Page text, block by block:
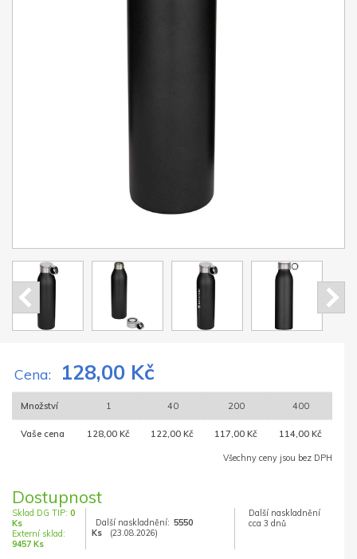
Cena: 128,00 Kč
Množství 1 40 200 400
Vaše cena 128,00 Kč 122,00 Kč 117,00 Kč 114,00 Kč
Všechny ceny jsou bez DPH
Dostupnost
Sklad DG TIP: 0
Ks
Externí sklad:
9457 Ks
Další naskladnění: 5550
Ks
(23.08.2026)
Další naskladnění
cca 3 dnů